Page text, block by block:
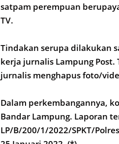
satpam perempuan
TV.
Tindakan serupa dilakukan
kerja jurnalis Lampung
jurnalis menghapus foto/
Dalam perkembangannya,
Bandar Lampung. Laporan
LP/B/200/1/2022/SPKT/